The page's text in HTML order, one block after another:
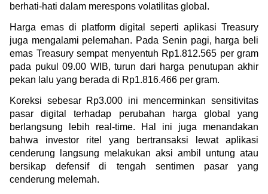
berhati-hati dalam merespons volatilitas global.
Harga emas di platform digital seperti aplikasi Treasury
juga mengalami pelemahan. Pada Senin pagi, harga beli
emas Treasury sempat menyentuh Rp1.812.565 per gram
pada pukul 09.00 WIB, turun dari harga penutupan akhir
pekan lalu yang berada di Rp1.816.466 per gram.
Koreksi sebesar Rp3.000 ini mencerminkan sensitivitas
pasar digital terhadap perubahan harga global yang
berlangsung lebih real-time. Hal ini juga menandakan
bahwa investor ritel yang bertransaksi lewat aplikasi
cenderung langsung melakukan aksi ambil untung atau
bersikap defensif di tengah sentimen pasar yang
cenderung melemah.